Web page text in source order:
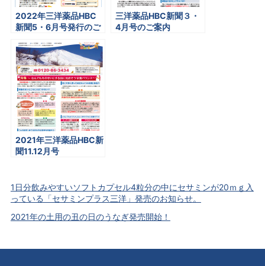
2022年三洋薬品HBC
新聞5・6月号発行のご
三洋薬品HBC新聞３・
4月号のご案内
2021年三洋薬品HBC新
聞11.12月号
1日分飲みやすいソフトカプセル4粒分の中にセサミンが20ｍｇ入
っている「セサミンプラス三洋」発売のお知らせ。
2021年の土用の丑の日のうなぎ発売開始！